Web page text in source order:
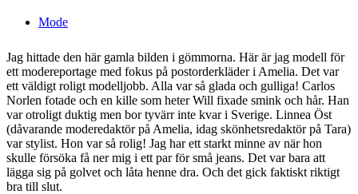
Mode
Jag hittade den här gamla bilden i gömmorna. Här är jag modell för
ett modereportage med fokus på postorderkläder i Amelia. Det var
ett väldigt roligt modelljobb. Alla var så glada och gulliga! Carlos
Norlen fotade och en kille som heter Will fixade smink och hår. Han
var otroligt duktig men bor tyvärr inte kvar i Sverige. Linnea Öst
(dåvarande moderedaktör på Amelia, idag skönhetsredaktör på Tara)
var stylist. Hon var så rolig! Jag har ett starkt minne av när hon
skulle försöka få ner mig i ett par för små jeans. Det var bara att
lägga sig på golvet och låta henne dra. Och det gick faktiskt riktigt
bra till slut.